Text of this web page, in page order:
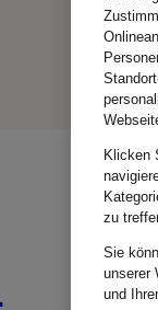
Klicken
zu
Sie
unserer
und